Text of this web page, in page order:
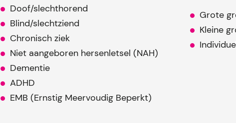
Doof/slechthorend
Blind/slechtziend
Chronisch ziek
Niet aangeboren hersenletsel (NAH)
Dementie
ADHD
EMB (Ernstig Meervoudig Beperkt)
Grote
Kleine